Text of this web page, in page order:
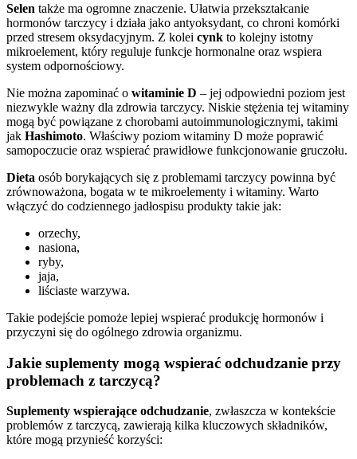
Selen także ma ogromne znaczenie. Ułatwia przekształcanie
hormonów tarczycy i działa jako antyoksydant, co chroni komórki
przed stresem oksydacyjnym. Z kolei cynk to kolejny istotny
mikroelement, który reguluje funkcje hormonalne oraz wspiera
system odpornościowy.
Nie można zapominać o witaminie D – jej odpowiedni poziom jest
niezwykle ważny dla zdrowia tarczycy. Niskie stężenia tej witaminy
mogą być powiązane z chorobami autoimmunologicznymi, takimi
jak Hashimoto. Właściwy poziom witaminy D może poprawić
samopoczucie oraz wspierać prawidłowe funkcjonowanie gruczołu.
Dieta osób borykających się z problemami tarczycy powinna być
zrównoważona, bogata w te mikroelementy i witaminy. Warto
włączyć do codziennego jadłospisu produkty takie jak:
orzechy,
nasiona,
ryby,
jaja,
liściaste warzywa.
Takie podejście pomoże lepiej wspierać produkcję hormonów i
przyczyni się do ogólnego zdrowia organizmu.
Jakie suplementy mogą wspierać odchudzanie przy
problemach z tarczycą?
Suplementy wspierające odchudzanie, zwłaszcza w kontekście
problemów z tarczycą, zawierają kilka kluczowych składników,
które mogą przynieść korzyści: